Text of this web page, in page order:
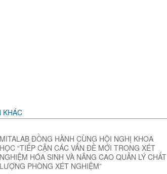
KHÁC
MITALAB ĐỒNG HÀNH CÙNG HỘI NGHỊ KHOA
HỌC “TIẾP CẬN CÁC VẤN ĐỀ MỚI TRONG XÉT
NGHIỆM HÓA SINH VÀ NÂNG CAO QUẢN LÝ CHẤT
LƯỢNG PHÒNG XÉT NGHIỆM”